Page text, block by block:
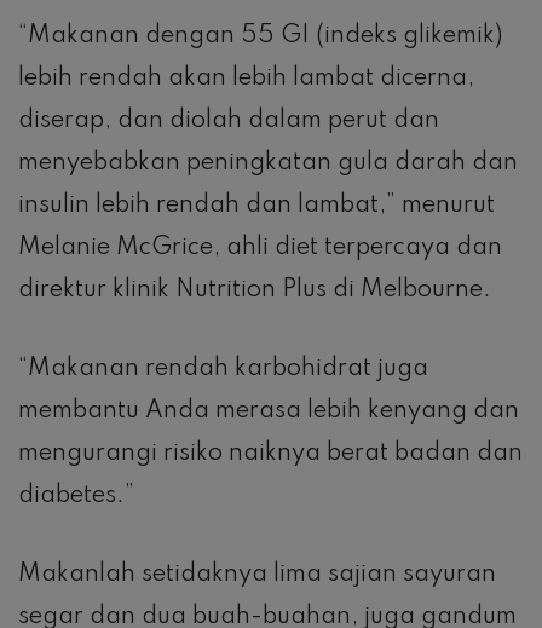
“Makanan dengan 55 GI (indeks glikemik)
lebih rendah akan lebih lambat dicerna,
diserap, dan diolah dalam perut dan
menyebabkan peningkatan gula darah dan
insulin lebih rendah dan lambat,” menurut
Melanie McGrice, ahli diet terpercaya dan
direktur klinik Nutrition Plus di Melbourne.
“Makanan rendah karbohidrat juga
membantu Anda merasa lebih kenyang dan
mengurangi risiko naiknya berat badan dan
diabetes.”
Makanlah setidaknya lima sajian sayuran
segar dan dua buah-buahan, juga gandum